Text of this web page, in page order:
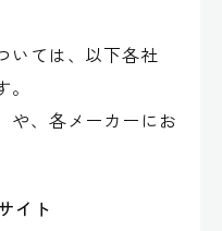
いては、以下各社
や、各メーカーにお
イト